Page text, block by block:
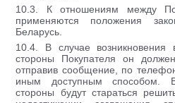
10.3. К отношениям между
применяются положения
Беларусь.
10.4. В случае возникновения
стороны Покупателя он
отправив сообщение, по
иным доступным способом.
стороны будут стараться